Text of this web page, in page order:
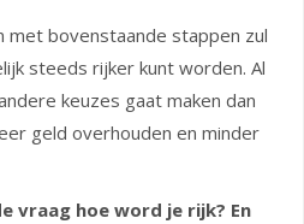
met bovenstaande stappen zul
steeds rijker kunt worden. Al
keuzes gaat maken dan
geld overhouden en minder
vraag hoe word je rijk? En